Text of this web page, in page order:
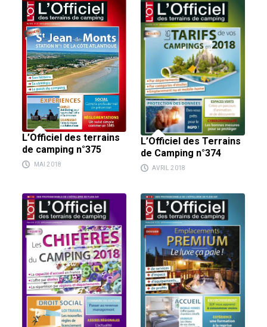
L’Officiel des terrains
de camping n°375
MAI 2018
L’Officiel des Terrains
de Camping n°374
AVRIL 2018